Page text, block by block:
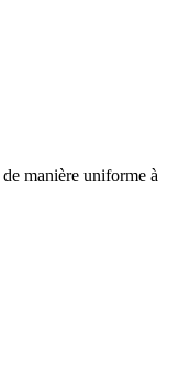
de manière uniforme à